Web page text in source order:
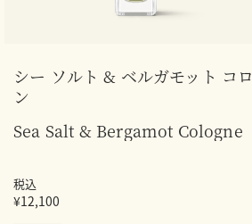
シー ソルト & ベルガモット コロ
ン
Sea Salt & Bergamot Cologne
税込
¥12,100